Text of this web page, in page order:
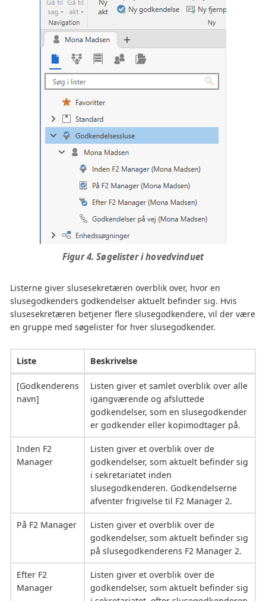
Figur 4. Søgelister i hovedvinduet
Listerne giver slusesekretæren overblik over, hvor en
slusegodkenders godkendelser aktuelt befinder sig. Hvis
slusesekretæren betjener flere slusegodkendere, vil der være
en gruppe med søgelister for hver slusegodkender.
Liste Beskrivelse
[Godkenderens
navn]
Listen giver et samlet overblik over alle
igangværende og afsluttede
godkendelser, som en slusegodkender
er godkender eller kopimodtager på.
Inden F2
Manager
Listen giver et overblik over de
godkendelser, som aktuelt befinder sig
i sekretariatet inden
slusegodkenderen. Godkendelserne
afventer frigivelse til F2 Manager 2.
På F2 Manager
Listen giver et overblik over de
godkendelser, som aktuelt befinder sig
på slusegodkenderens F2 Manager 2.
Efter F2
Manager
Listen giver et overblik over de
godkendelser, som aktuelt befinder sig